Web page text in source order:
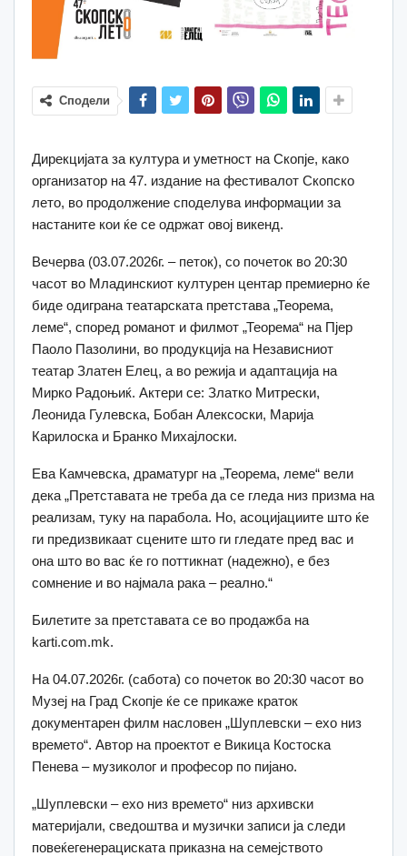
Сподели
Дирекцијата за култура и уметност на Скопје, како
организатор на 47. издание на фестивалот Скопско
лето, во продолжение споделува информации за
настаните кои ќе се одржат овој викенд.
Вечерва (03.07.2026г. – петок), со почеток во 20:30
часот во Младинскиот културен центар премиерно ќе
биде одиграна театарската претстава „Теорема,
леме“, според романот и филмот „Теорема“ на Пјер
Паоло Пазолини, во продукција на Независниот
театар Златен Елец, а во режија и адаптација на
Мирко Радоњиќ. Актери се: Златко Митрески,
Леонида Гулевска, Бобан Алексоски, Марија
Карилоска и Бранко Михајлоски.
Ева Камчевска, драматург на „Теорема, леме“ вели
дека „Претставата не треба да се гледа низ призма на
реализам, туку на парабола. Но, асоцијациите што ќе
ги предизвикаат сцените што ги гледате пред вас и
она што во вас ќе го поттикнат (надежно), е без
сомнение и во најмала рака – реално.“
Билетите за претставата се во продажба на
karti.com.mk.
На 04.07.2026г. (сабота) со почеток во 20:30 часот во
Музеј на Град Скопје ќе се прикаже краток
документарен филм насловен „Шуплевски – ехо низ
времето“. Автор на проектот е Викица Костоска
Пенева – музиколог и професор по пијано.
„Шуплевски – ехо низ времето“ низ архивски
материјали, сведоштва и музички записи ја следи
повеќегенерациската приказна на семејството